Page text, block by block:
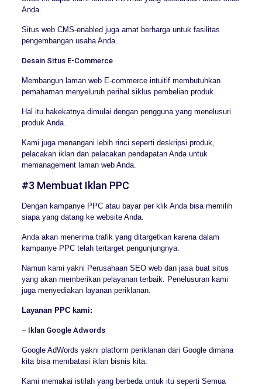
Anda.
Situs web CMS-enabled juga amat berharga untuk fasilitas
pengembangan usaha Anda.
Desain Situs E-Commerce
Membangun laman web E-commerce intuitif membutuhkan
pemahaman menyeluruh perihal siklus pembelian produk.
Hal itu hakekatnya dimulai dengan pengguna yang menelusuri
produk Anda.
Kami juga menangani lebih rinci seperti deskripsi produk,
pelacakan iklan dan pelacakan pendapatan Anda untuk
memanagement laman web Anda.
#3 Membuat Iklan PPC
Dengan kampanye PPC atau bayar per klik Anda bisa memilih
siapa yang datang ke website Anda.
Anda akan menerima trafik yang ditargetkan karena dalam
kampanye PPC telah tertarget pengunjungnya.
Namun kami yakni Perusahaan SEO web dan jasa buat situs
yang akan memberikan pelayanan terbaik. Penelusuran kami
juga menyediakan layanan periklanan.
Layanan PPC kami:
– Iklan Google Adwords
Google AdWords yakni platform periklanan dari Google dimana
kita bisa membatasi iklan bisnis kita.
Kami memakai istilah yang berbeda untuk itu seperti Semua